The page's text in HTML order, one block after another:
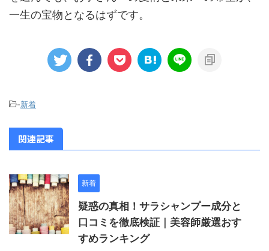
一生の宝物となるはずです。
-新着
関連記事
新着
疑惑の真相！サラシャンプー成分と
口コミを徹底検証｜美容師厳選おす
すめランキング